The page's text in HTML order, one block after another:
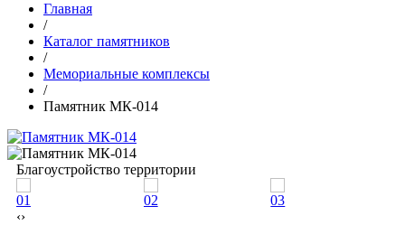
Главная
/
Каталог памятников
/
Мемориальные комплексы
/
Памятник МК-014
Благоустройство территории
01
02 03
‹›